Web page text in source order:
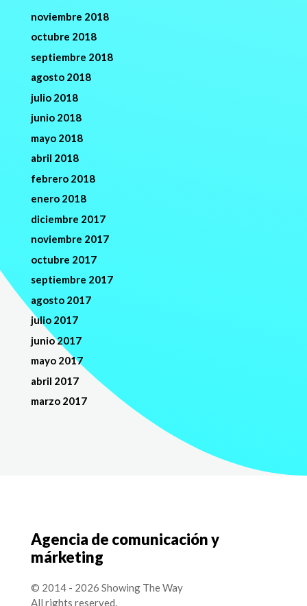
noviembre 2018
octubre 2018
septiembre 2018
agosto 2018
julio 2018
junio 2018
mayo 2018
abril 2018
febrero 2018
enero 2018
diciembre 2017
noviembre 2017
octubre 2017
septiembre 2017
agosto 2017
julio 2017
junio 2017
mayo 2017
abril 2017
marzo 2017
Agencia de comunicación y
márketing
© 2014 - 2026 Showing The Way
All rights reserved.